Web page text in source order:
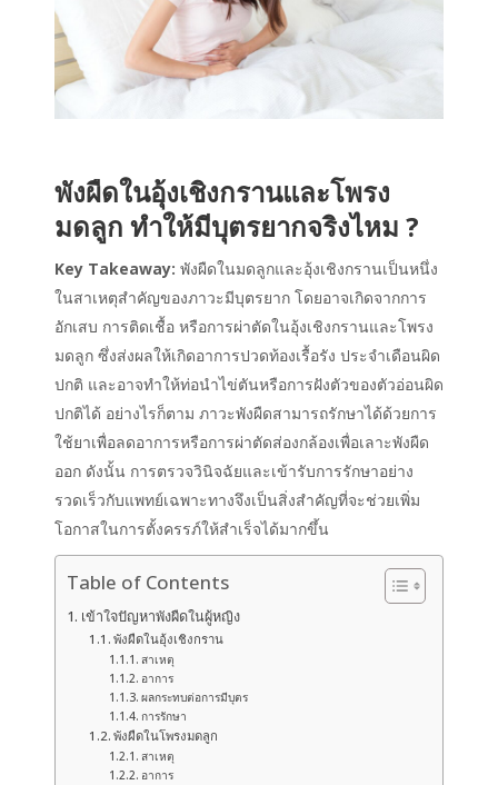
พังผืดในอุ้งเชิงกรานและโพรง
มดลูก ทำให้มีบุตรยากจริงไหม ?
Key Takeaway: พังผืดในมดลูกและอุ้งเชิงกรานเป็นหนึ่ง
ในสาเหตุสำคัญของภาวะมีบุตรยาก โดยอาจเกิดจากการ
อักเสบ การติดเชื้อ หรือการผ่าตัดในอุ้งเชิงกรานและโพรง
มดลูก ซึ่งส่งผลให้เกิดอาการปวดท้องเรื้อรัง ประจำเดือนผิด
ปกติ และอาจทำให้ท่อนำไข่ตันหรือการฝังตัวของตัวอ่อนผิด
ปกติได้ อย่างไรก็ตาม ภาวะพังผืดสามารถรักษาได้ด้วยการ
ใช้ยาเพื่อลดอาการหรือการผ่าตัดส่องกล้องเพื่อเลาะพังผืด
ออก ดังนั้น การตรวจวินิจฉัยและเข้ารับการรักษาอย่าง
รวดเร็วกับแพทย์เฉพาะทางจึงเป็นสิ่งสำคัญที่จะช่วยเพิ่ม
โอกาสในการตั้งครรภ์ให้สำเร็จได้มากขึ้น
Table of Contents
เข้าใจปัญหาพังผืดในผู้หญิง
พังผืดในอุ้งเชิงกราน
สาเหตุ
อาการ
ผลกระทบต่อการมีบุตร
การรักษา
พังผืดในโพรงมดลูก
สาเหตุ
อาการ